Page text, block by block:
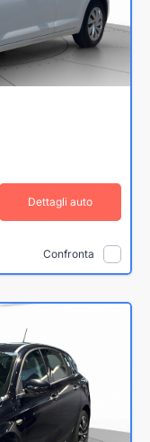
Dettagli auto
Confronta